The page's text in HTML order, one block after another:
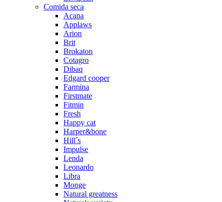
Comida seca
Acana
Applaws
Arion
Brit
Brokaton
Cotagro
Dibaq
Edgard cooper
Farmina
Firstmate
Fitmin
Fresh
Happy cat
Harper&bone
Hill´s
Impulse
Lenda
Leonardo
Libra
Monge
Natural greatness